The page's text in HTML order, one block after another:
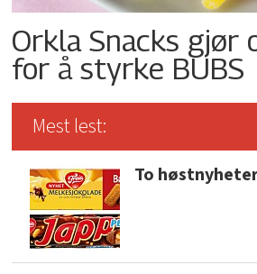
Orkla Snacks gjør
for å styrke BUBS
Mest lest:
To